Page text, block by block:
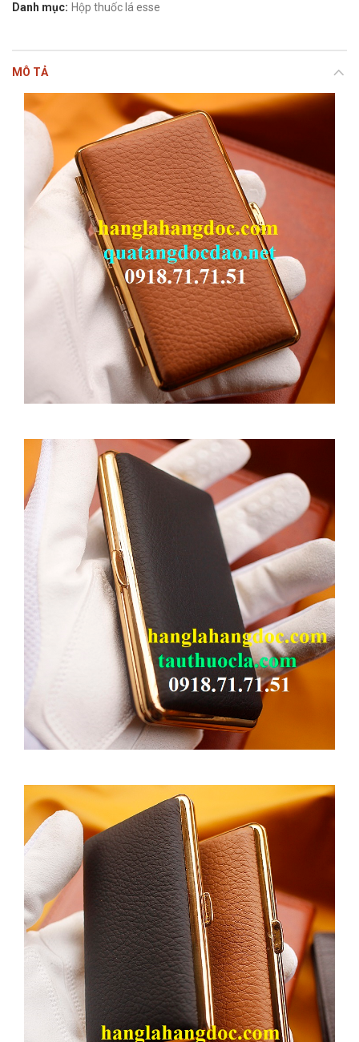
Danh mục: Hộp thuốc lá esse
MÔ TẢ